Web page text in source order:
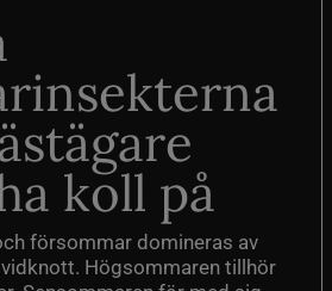
koll på
försommar domineras av
Högsommaren tillhör